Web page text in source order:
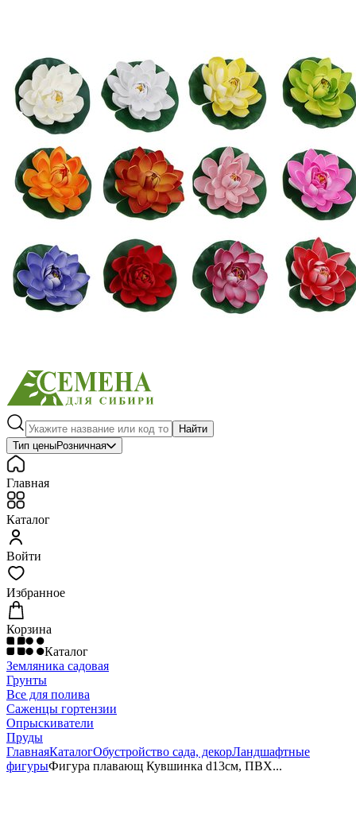
Обратный звонок Заказать обратный звонок
Каталог
Семена
Грунты
Газонные травы, сидераты
Горшки, рассадники, аксессуары
Посадочный материал
Садовый инструмент, инвентарь
Консервирование
Найти
Тип ценыРозничная
Главная
Каталог
Войти
Избранное
Корзина
Каталог
Земляника садовая
Грунты
Все для полива
Саженцы гортензии
Опрыскиватели
Пруды
ГлавнаяКаталогОбустройство сада, декорЛандшафтные
фигурыФигура плавающ Кувшинка d13см, ПВХ...